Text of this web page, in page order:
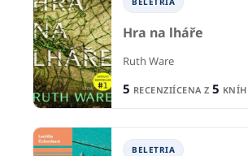
Hra na lháře
Ruth Ware
5 RECENZIÍCENA Z 5
BELETRIA